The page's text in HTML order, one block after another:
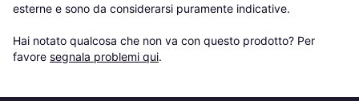
esterne e sono da considerarsi puramente indicative.
Hai notato qualcosa che non va con questo prodotto? Per
favore segnala problemi qui.